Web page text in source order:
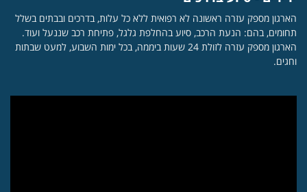
הארגון מספק עזרה ראשונה לא רפואית ללא כל עלות, בדרכים ובבתים בשלל
תחומים, בהם: הנעת הרכב, סיוע בהחלפת גלגל, פתיחת רכב שננעל ועוד.
הארגון מספק עזרה לזולת 24 שעות ביממה, בכל ימות השבוע, למעט שבתות
וחגים.